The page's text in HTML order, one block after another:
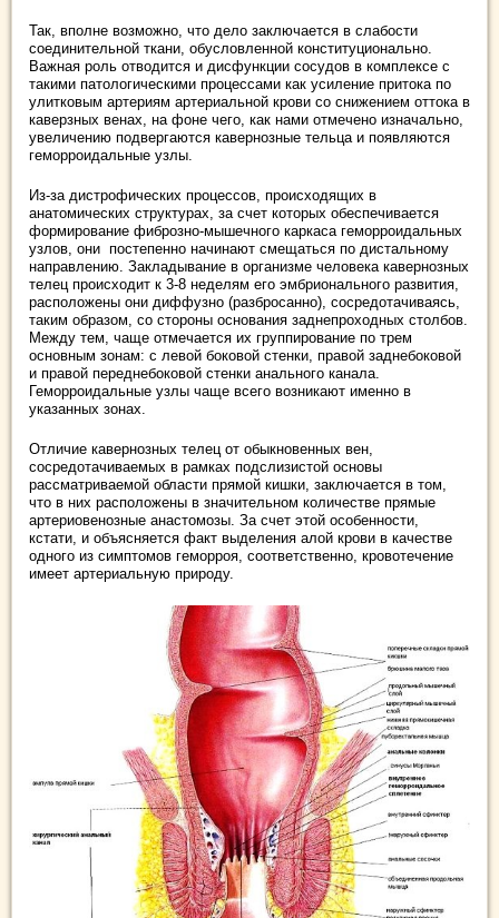
Так, вполне возможно, что дело заключается в слабости
соединительной ткани, обусловленной конституционально.
Важная роль отводится и дисфункции сосудов в комплексе с
такими патологическими процессами как усиление притока по
улитковым артериям артериальной крови со снижением оттока в
каверзных венах, на фоне чего, как нами отмечено изначально,
увеличению подвергаются кавернозные тельца и появляются
геморроидальные узлы.
Из-за дистрофических процессов, происходящих в
анатомических структурах, за счет которых обеспечивается
формирование фиброзно-мышечного каркаса геморроидальных
узлов, они постепенно начинают смещаться по дистальному
направлению. Закладывание в организме человека кавернозных
телец происходит к 3-8 неделям его эмбрионального развития,
расположены они диффузно (разбросанно), сосредотачиваясь,
таким образом, со стороны основания заднепроходных столбов.
Между тем, чаще отмечается их группирование по трем
основным зонам: с левой боковой стенки, правой заднебоковой
и правой переднебоковой стенки анального канала.
Геморроидальные узлы чаще всего возникают именно в
указанных зонах.
Отличие кавернозных телец от обыкновенных вен,
сосредотачиваемых в рамках подслизистой основы
рассматриваемой области прямой кишки, заключается в том,
что в них расположены в значительном количестве прямые
артериовенозные анастомозы. За счет этой особенности,
кстати, и объясняется факт выделения алой крови в качестве
одного из симптомов геморроя, соответственно, кровотечение
имеет артериальную природу.